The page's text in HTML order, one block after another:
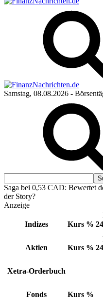
Samstag, 08.08.2026 -
Saga bei 0,53 CAD: Bewertet
der Story?
Anzeige
Indizes Kurs %
Aktien Kurs %
Xetra-Orderbuch
Fonds Kurs %